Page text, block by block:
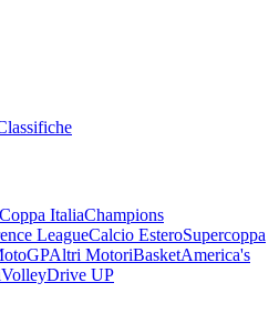
Coppa ItaliaChampions
LeagueCalcio EsteroSupercoppa
Altri MotoriBasketAmerica's
VolleyDrive UP